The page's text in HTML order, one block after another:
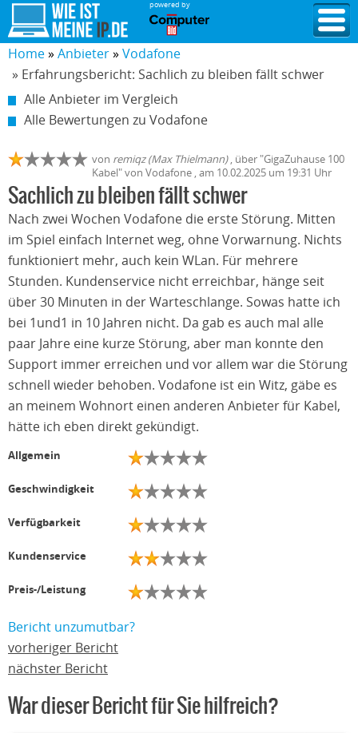
powered by
Home Anbieter
Vodafone
» Erfahrungsbericht: Sachlich zu bleiben fällt schwer
Alle Anbieter im Vergleich
Alle Bewertungen zu Vodafone
von remiqz (Max Thielmann), über "GigaZuhause 100
Kabel" von Vodafone , am 10.02.2025 um 19:31 Uhr
Sachlich zu bleiben fällt schwer
Nach zwei Wochen Vodafone die erste Störung. Mitten
im Spiel einfach Internet weg, ohne Vorwarnung. Nichts
funktioniert mehr, auch kein WLan. Für mehrere
Stunden. Kundenservice nicht erreichbar, hänge seit
über 30 Minuten in der Warteschlange. Sowas hatte ich
bei 1und1 in 10 Jahren nicht. Da gab es auch mal alle
paar Jahre eine kurze Störung, aber man konnte den
Support immer erreichen und vor allem war die Störung
schnell wieder behoben. Vodafone ist ein Witz, gäbe es
an meinem Wohnort einen anderen Anbieter für Kabel,
hätte ich eben direkt gekündigt.
Allgemein
Geschwindigkeit
Verfügbarkeit
Kundenservice
Preis-/Leistung
Bericht unzumutbar?
vorheriger Bericht
nächster Bericht
War dieser Bericht für Sie hilfreich?